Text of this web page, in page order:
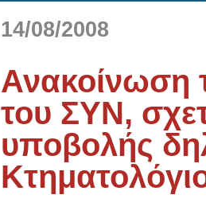
14/08/2008
Ανακοίνωση
του ΣΥΝ,
υποβολής